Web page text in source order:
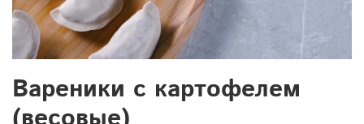
Вареники с картофелем